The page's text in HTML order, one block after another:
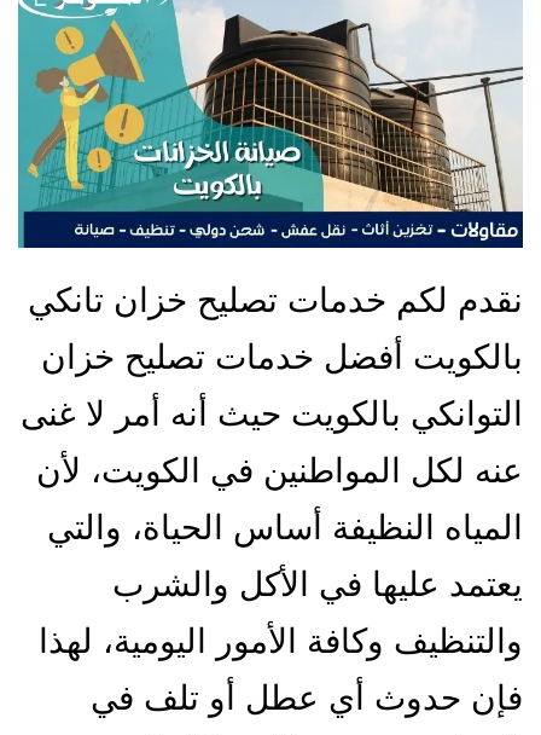
نقدم لكم خدمات تصليح خزان تانكي
بالكويت أفضل خدمات تصليح خزان
التوانكي بالكويت حيث أنه أمر لا غنى
عنه لكل المواطنين في الكويت، لأن
المياه النظيفة أساس الحياة، والتي
يعتمد عليها في الأكل والشرب
والتنظيف وكافة الأمور اليومية، لهذا
فإن حدوث أي عطل أو تلف في